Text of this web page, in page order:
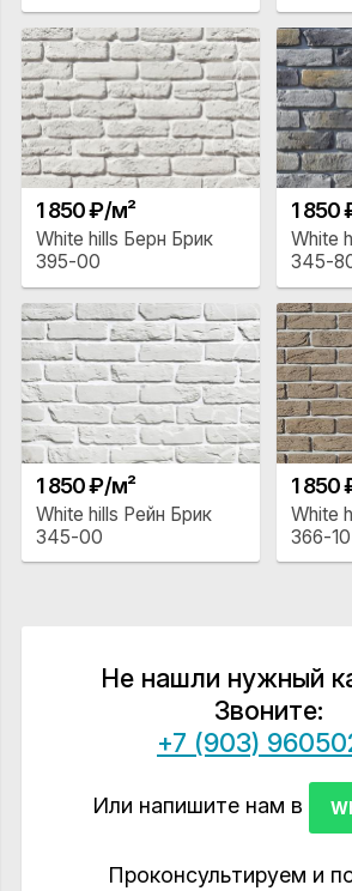
1 850 ₽/м²
White hills Берн Брик
395-00
1 850
White
345-
1 850 ₽/м²
White hills Рейн Брик
345-00
1 850
White
366-10
Не нашли нужный
Звоните:
+7 (903)
Или напишите нам в
Проконсультируем и